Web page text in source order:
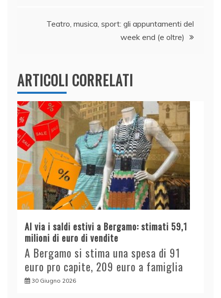
k
Teatro, musica, sport: gli appuntamenti del
week end (e oltre)
ARTICOLI CORRELATI
Al via i saldi estivi a Bergamo: stimati 59,1
milioni di euro di vendite
A Bergamo si stima una spesa di 91
euro pro capite, 209 euro a famiglia
30 Giugno 2026